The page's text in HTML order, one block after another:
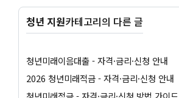
청년 지원카테고리의 다른 글
청년미래이음대출 - 자격·금리·신청 안내
2026 청년미래적금 - 자격·금리·신청 안내